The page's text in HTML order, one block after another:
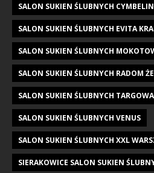
SALON SUKIEN ŚLUBNYCH
SALON SUKIEN ŚLUBNYCH EVITA
SALON SUKIEN ŚLUBNYCH
SALON SUKIEN ŚLUBNYCH RADOM
SALON SUKIEN ŚLUBNYCH
SALON SUKIEN ŚLUBNYCH VENUS
SALON SUKIEN ŚLUBNYCH XXL
SIERAKOWICE SALON SUKIEN